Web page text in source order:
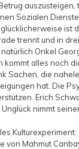
auszusteigen,
Sozialen
ist
trennt und in
Onkel
kommt alles noch
Sachen, die
hat. Die
Erich
nimmt
Kulturexperiment:
von Mahmut